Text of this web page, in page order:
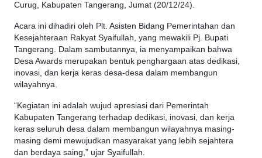
Curug, Kabupaten Tangerang, Jumat (20/12/24).
Acara ini dihadiri oleh Plt. Asisten Bidang Pemerintahan dan
Kesejahteraan Rakyat Syaifullah, yang mewakili Pj. Bupati
Tangerang. Dalam sambutannya, ia menyampaikan bahwa
Desa Awards merupakan bentuk penghargaan atas dedikasi,
inovasi, dan kerja keras desa-desa dalam membangun
wilayahnya.
“Kegiatan ini adalah wujud apresiasi dari Pemerintah
Kabupaten Tangerang terhadap dedikasi, inovasi, dan kerja
keras seluruh desa dalam membangun wilayahnya masing-
masing demi mewujudkan masyarakat yang lebih sejahtera
dan berdaya saing,” ujar Syaifullah.